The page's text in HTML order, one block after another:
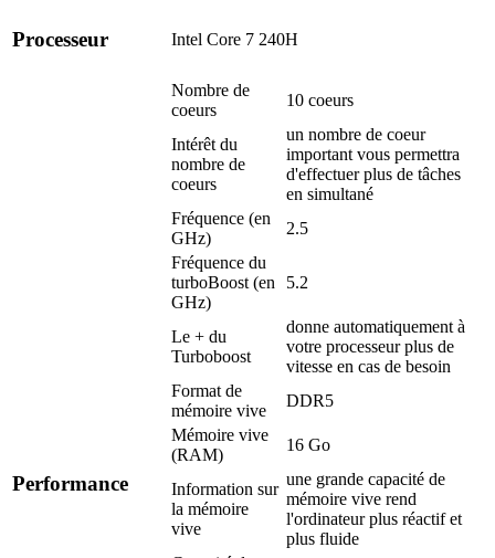
Processeur Intel Core 7 240H
Performance
Nombre de
coeurs
10 coeurs
Intérêt du
nombre de
coeurs
un nombre de coeur
important vous permettra
d'effectuer plus de tâches
en simultané
Fréquence (en
GHz)
2.5
Fréquence du
turboBoost (en
GHz)
5.2
Le + du
Turboboost
donne automatiquement à
votre processeur plus de
vitesse en cas de besoin
Format de
mémoire vive
DDR5
Mémoire vive
(RAM)
16 Go
Information sur
la mémoire
vive
une grande capacité de
mémoire vive rend
l'ordinateur plus réactif et
plus fluide